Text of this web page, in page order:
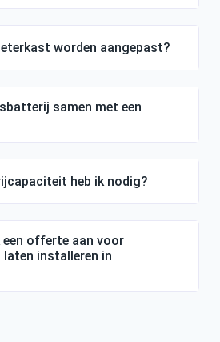
worden aangepast?
samen met een
heb ik nodig?
een offerte aan voor
installeren in